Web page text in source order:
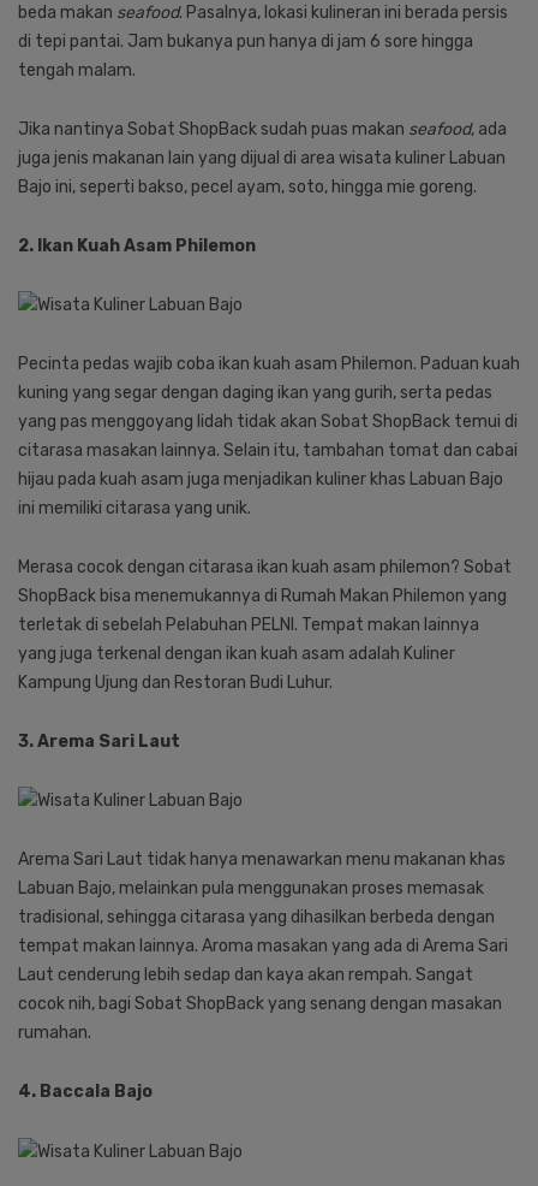
beda makan seafood. Pasalnya, lokasi kulineran ini berada persis
di tepi pantai. Jam bukanya pun hanya di jam 6 sore hingga
tengah malam.
Jika nantinya Sobat ShopBack sudah puas makan seafood, ada
juga jenis makanan lain yang dijual di area wisata kuliner Labuan
Bajo ini, seperti bakso, pecel ayam, soto, hingga mie goreng.
2. Ikan Kuah Asam Philemon
Pecinta pedas wajib coba ikan kuah asam Philemon. Paduan kuah
kuning yang segar dengan daging ikan yang gurih, serta pedas
yang pas menggoyang lidah tidak akan Sobat ShopBack temui di
citarasa masakan lainnya. Selain itu, tambahan tomat dan cabai
hijau pada kuah asam juga menjadikan kuliner khas Labuan Bajo
ini memiliki citarasa yang unik.
Merasa cocok dengan citarasa ikan kuah asam philemon? Sobat
ShopBack bisa menemukannya di Rumah Makan Philemon yang
terletak di sebelah Pelabuhan PELNI. Tempat makan lainnya
yang juga terkenal dengan ikan kuah asam adalah Kuliner
Kampung Ujung dan Restoran Budi Luhur.
3. Arema Sari Laut
Arema Sari Laut tidak hanya menawarkan menu makanan khas
Labuan Bajo, melainkan pula menggunakan proses memasak
tradisional, sehingga citarasa yang dihasilkan berbeda dengan
tempat makan lainnya. Aroma masakan yang ada di Arema Sari
Laut cenderung lebih sedap dan kaya akan rempah. Sangat
cocok nih, bagi Sobat ShopBack yang senang dengan masakan
rumahan.
4. Baccala Bajo